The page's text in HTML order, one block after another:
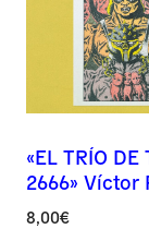
«EL TRÍO DE
2666» Víctor
8,00€
Nombre *